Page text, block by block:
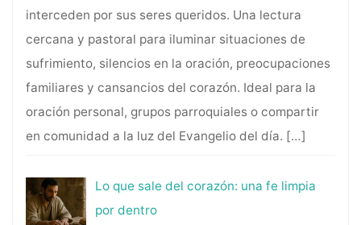
interceden por sus seres queridos. Una lectura
cercana y pastoral para iluminar situaciones de
sufrimiento, silencios en la oración, preocupaciones
familiares y cansancios del corazón. Ideal para la
oración personal, grupos parroquiales o compartir
en comunidad a la luz del Evangelio del día. […]
Lo que sale del corazón: una fe limpia
por dentro